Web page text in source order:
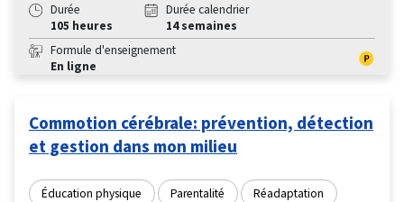
Durée
105 heures
Durée calendrier
14 semaines
Formule d'enseignement
En ligne
Commotion cérébrale: prévention, détection
et gestion dans mon milieu
Éducation physique Parentalité Réadaptation